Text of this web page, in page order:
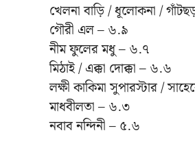
খেলনা বাড়ি / ধূলোকনা /
গৌরী এল – ৬.৯
নীম ফুলের মধু – ৬.৭
মিঠাই / এক্কা দোক্কা – ৬.৬
লক্ষী কাকিমা সুপারস্টার /
মাধবীলতা – ৬.৩
নবাব নন্দিনী – ৫.৬